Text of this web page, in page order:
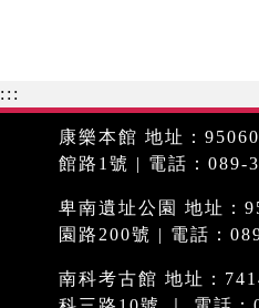
:::
康樂本館 地址：
館路1號 | 電話：089-
卑南遺址公園 地址：
園路200號 | 電話：
南科考古館 地址：